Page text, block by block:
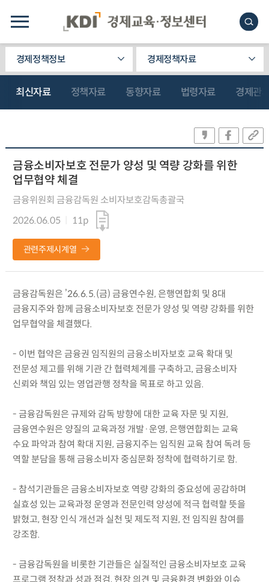
경제정책정보 경제정책자료
최신자료 정책자료 동향자료 법령자료 경제관
금융소비자보호 전문가 양성 및 역량 강화를 위한
업무협약 체결
금융위원회 금융감독원 소비자보호감독총괄국
2026.06.05
11p
관련주제시계열
금융감독원은 ’26.6.5.(금) 금융연수원, 은행연합회 및 8대
금융지주와 함께 금융소비자보호 전문가 양성 및 역량 강화를 위한
업무협약을 체결했다.
- 이번 협약은 금융권 임직원의 금융소비자보호 교육 확대 및
전문성 제고를 위해 기관 간 협력체계를 구축하고, 금융소비자
신뢰와 책임 있는 영업관행 정착을 목표로 하고 있음.
- 금융감독원은 규제와 감독 방향에 대한 교육 자문 및 지원,
금융연수원은 양질의 교육과정 개발·운영, 은행연합회는 교육
수요 파악과 참여 확대 지원, 금융지주는 임직원 교육 참여 독려 등
역할 분담을 통해 금융소비자 중심문화 정착에 협력하기로 함.
- 참석기관들은 금융소비자보호 역량 강화의 중요성에 공감하며
실효성 있는 교육과정 운영과 전문인력 양성에 적극 협력할 뜻을
밝혔고, 현장 인식 개선과 실천 및 제도적 지원, 전 임직원 참여를
강조함.
- 금융감독원을 비롯한 기관들은 실질적인 금융소비자보호 교육
프로그램 정착과 성과 점검, 현장 의견 및 금융환경 변화와 이슈